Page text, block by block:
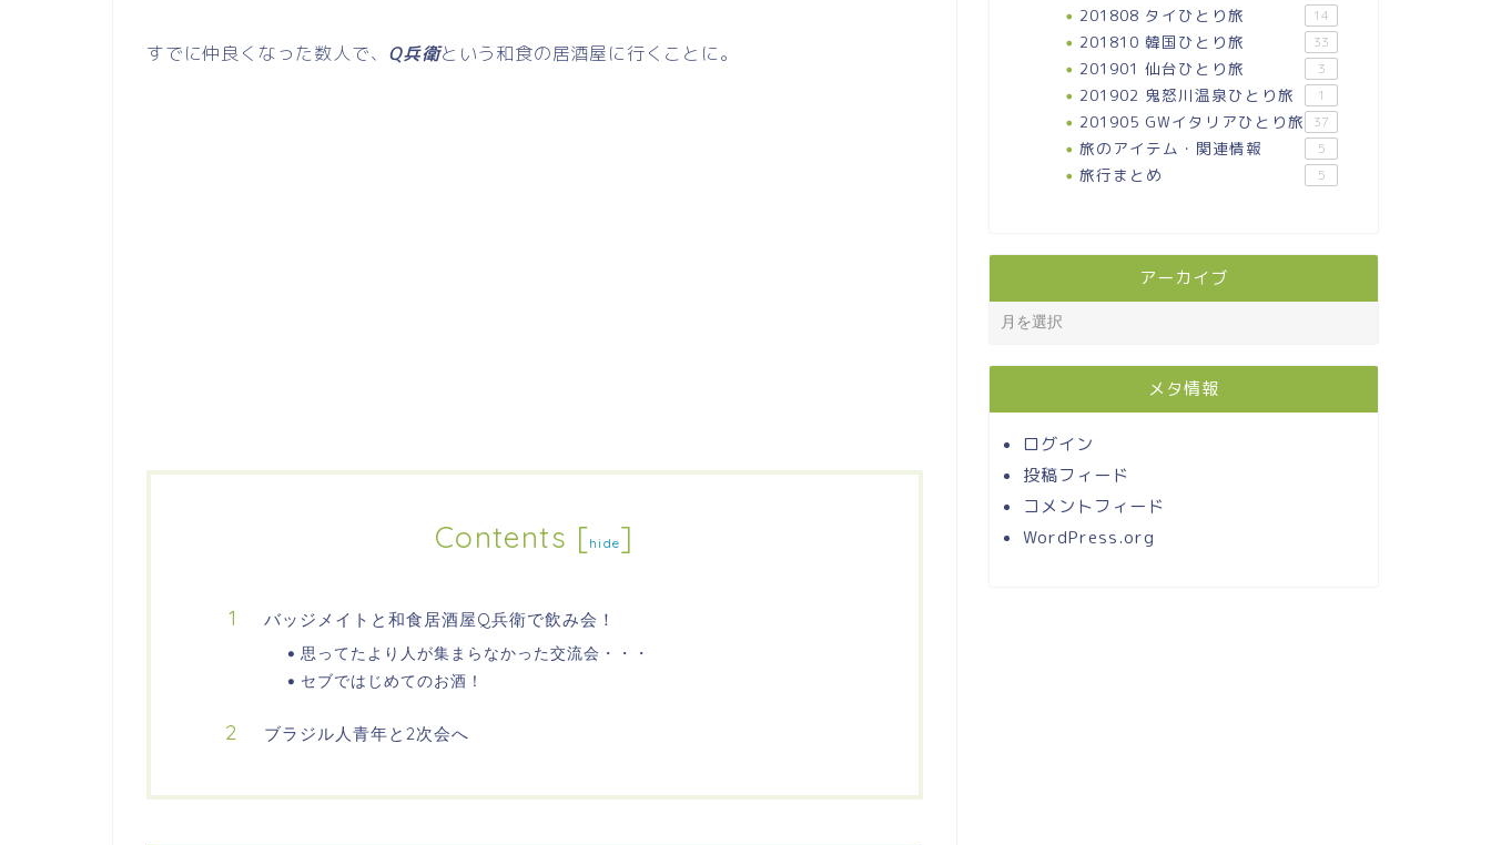
すでに仲良くなった数人で、 Q兵衛という和食の居酒屋に行くことに。
Contents [hide]
バッジメイトと和食居酒屋Q兵衛で飲み会！
思ってたより人が集まらなかった交流会・・・
セブではじめてのお酒！
ブラジル人青年と2次会へ
201808 タイひとり旅 14
201810 韓国ひとり旅 33
201901 仙台ひとり旅 3
201902 鬼怒川温泉ひとり旅 1
201905 GWイタリアひとり旅 37
旅のアイテム・関連情報 5
旅行まとめ 5
アーカイブ
メタ情報
ログイン
投稿フィード
コメントフィード
WordPress.org